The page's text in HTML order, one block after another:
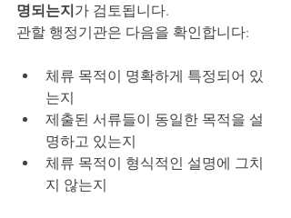
명되는지가 검토됩니다.
관할 행정기관은 다음을 확인합니다:
체류 목적이 명확하게 특정되어 있
는지
제출된 서류들이 동일한 목적을 설
명하고 있는지
체류 목적이 형식적인 설명에 그치
지 않는지